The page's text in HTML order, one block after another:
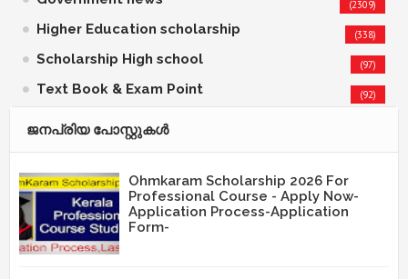
(2309)
Higher Education scholarship (338)
Scholarship High school (97)
Text Book & Exam Point (92)
ജനപ്രിയ പോസ്റ്റുകള്‍‌
Ohmkaram Scholarship 2026 For
Professional Course - Apply Now-
Application Process-Application
Form-